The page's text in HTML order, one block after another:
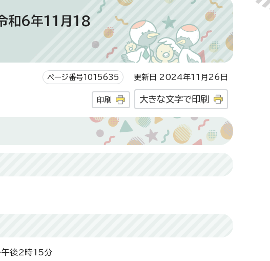
和6年11月18
ページ番号1015635 更新日 2024年11月26日
印刷 大きな文字で印刷
午後2時15分